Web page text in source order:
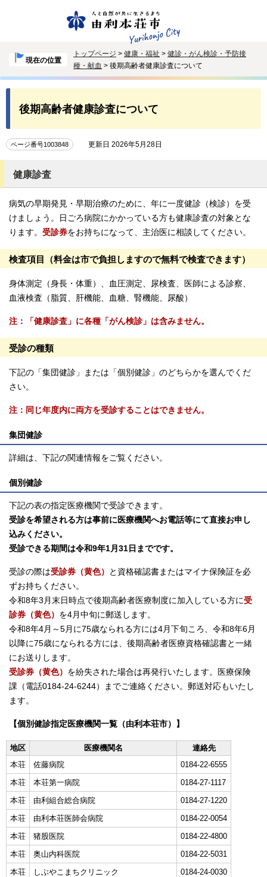
現在の位置
トップページ > 健康・福祉 > 健診・がん検診・予防接
種・献血 > 後期高齢者健康診査について
後期高齢者健康診査について
ページ番号1003848 更新日 2026年5月28日
健康診査
病気の早期発見・早期治療のために、年に一度健診（検診）を受
けましょう。日ごろ病院にかかっている方も健康診査の対象とな
ります。 受診券をお持ちになって、主治医に相談してください。
検査項目（料金は市で負担しますので無料で検査できます）
身体測定（身長・体重）、血圧測定、尿検査、医師による診察、
血液検査（脂質、肝機能、血糖、腎機能、尿酸）
注：「健康診査」に各種「がん検診」は含みません。
受診の種類
下記の「集団健診」または「個別健診」のどちらかを選んでくだ
さい。
注：同じ年度内に両方を受診することはできません。
集団健診
詳細は、下記の関連情報をご覧ください。
個別健診
下記の表の指定医療機関で受診できます。
受診を希望される方は事前に医療機関へお電話等にて直接お申し
込みください。
受診できる期間は令和9年1月31日までです。
受診の際は受診券（黄色）
と資格確認書またはマイナ保険証を必
ずお持ちください。
令和8年3月末日時点で後期高齢者医療制度に加入している方に受
診券（黄色） を4月中旬に郵送します。
令和8年4月～5月に75歳なられる方には4月下旬ころ、令和8年6月
以降に75歳になられる方には、後期高齢者医療資格確認書と一緒
にお送りします。
受診券（黄色） を紛失された場合は再発行いたします。医療保険
課（電話0184-24-6244）までご連絡ください。郵送対応もいたし
ます。
【個別健診指定医療機関一覧（由利本荘市）】
地区 医療機関名
連絡先
本荘
佐藤病院
0184-22-6555
本荘
本荘第一病院
0184-27-1117
本荘
由利組合総合病院
0184-27-1220
本荘
由利本荘医師会病院
0184-22-0054
本荘
猪股医院
0184-22-4800
本荘
奥山内科医院
0184-22-5031
本荘
しぶやこまちクリニック
0184-24-0030